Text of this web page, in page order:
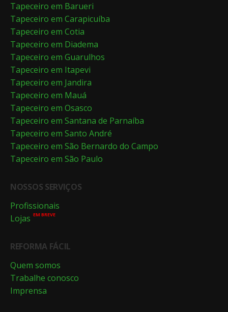
Tapeceiro em Barueri
Tapeceiro em Carapicuíba
Tapeceiro em Cotia
Tapeceiro em Diadema
Tapeceiro em Guarulhos
Tapeceiro em Itapevi
Tapeceiro em Jandira
Tapeceiro em Mauá
Tapeceiro em Osasco
Tapeceiro em Santana de Parnaíba
Tapeceiro em Santo André
Tapeceiro em São Bernardo do Campo
Tapeceiro em São Paulo
NOSSOS SERVIÇOS
Profissionais
Lojas EM BREVE
REFORMA FÁCIL
Quem somos
Trabalhe conosco
Imprensa